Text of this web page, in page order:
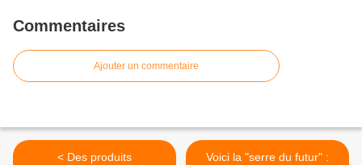
Commentaires
Ajouter un commentaire
< Des produits
Voici la "serre du futur" :